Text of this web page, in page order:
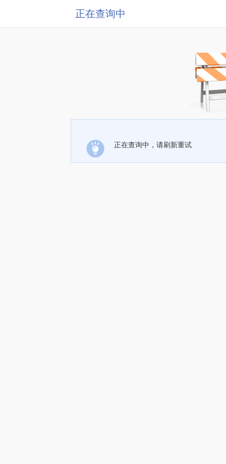
正在查询中
正在查询中，请刷新重试